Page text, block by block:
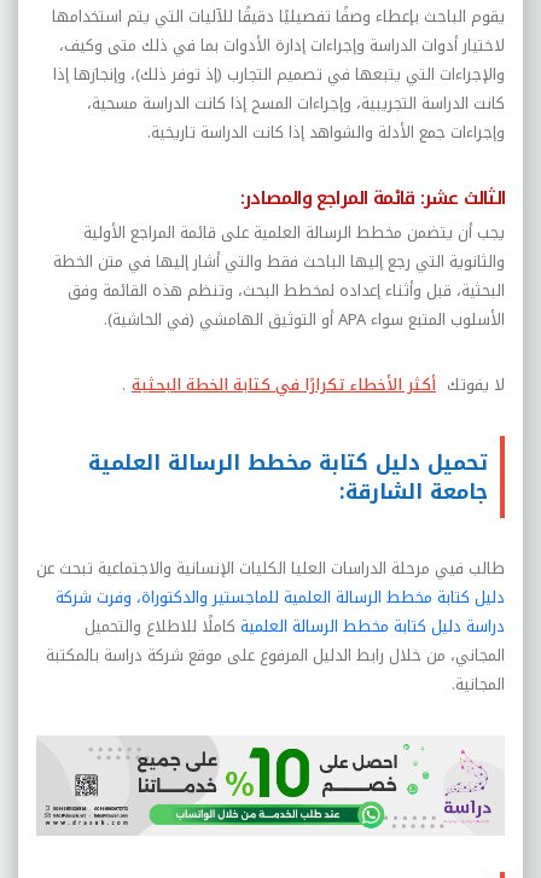
يقوم الباحث بإعطاء وصفًا تفصيليًا دقيقًا للآليات التي يتم استخدامها
لاختيار أدوات الدراسة وإجراءات إدارة الأدوات بما في ذلك متى وكيف،
والإجراءات التي يتبعها في تصميم التجارب (إذ توفر ذلك)، وإنجازها إذا
كانت الدراسة التجريبية، وإجراءات المسح إذا كانت الدراسة مسحية،
وإجراءات جمع الأدلة والشواهد إذا كانت الدراسة تاريخية.
الثالث عشر: قائمة المراجع والمصادر:
يجب أن يتضمن مخطط الرسالة العلمية على قائمة المراجع الأولية
والثانوية التي رجع إليها الباحث فقط والتي أشار إليها في متن الخطة
البحثية، قبل وأثناء إعداده لمخطط البحث، وتنظم هذه القائمة وفق
الأسلوب المتبع سواء APA أو التوثيق الهامشي (في الحاشية).
لا يفوتك أكثر الأخطاء تكرارًا في كتابة الخطة البحثية .
تحميل دليل كتابة مخطط الرسالة العلمية
جامعة الشارقة:
طالب فيي مرحلة الدراسات العليا الكليات الإنسانية والاجتماعية تبحث عن
دليل كتابة مخطط الرسالة العلمية للماجستير والدكتوراة، وفرت شركة
دراسة دليل كتابة مخطط الرسالة العلمية كاملًا للاطلاع والتحميل
المجاني، من خلال رابط الدليل المرفوع على موقع شركة دراسة بالمكتبة
المجانية.